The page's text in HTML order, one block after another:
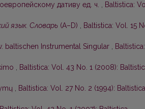
дативу ед. ч. , Baltistica:
язык. Словарь (А–D) , Baltistica: Vol. 15
baltischen Instrumental Singular ,
, Baltistica: Vol. 43 No. 1 (2008):
, Baltistica: Vol. 27 No. 2 (1994): Baltistica